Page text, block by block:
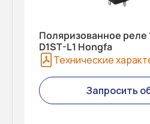
Поляризованное реле
D1ST-L1 Hongfa
Технические
Запросить